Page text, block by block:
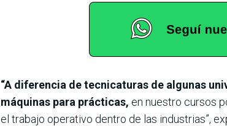
“A diferencia de tecnicaturas de algunas
máquinas para prácticas, en nuestro cursos
el trabajo operativo dentro de las industrias”,